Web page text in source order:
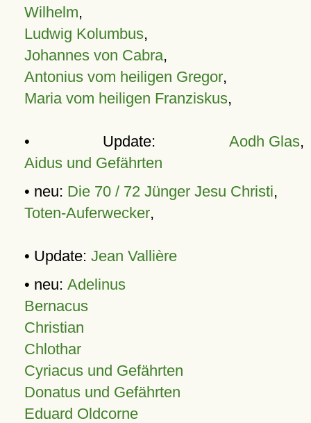
Wilhelm,
Ludwig Kolumbus,
Johannes von Cabra,
Antonius vom heiligen Gregor,
Maria vom heiligen Franziskus,
• Update: Aodh Glas,
Aidus und Gefährten
• neu: Die 70 / 72 Jünger Jesu Christi,
Toten-Auferwecker,
• Update: Jean Vallière
• neu: Adelinus
Bernacus
Christian
Chlothar
Cyriacus und Gefährten
Donatus und Gefährten
Eduard Oldcorne